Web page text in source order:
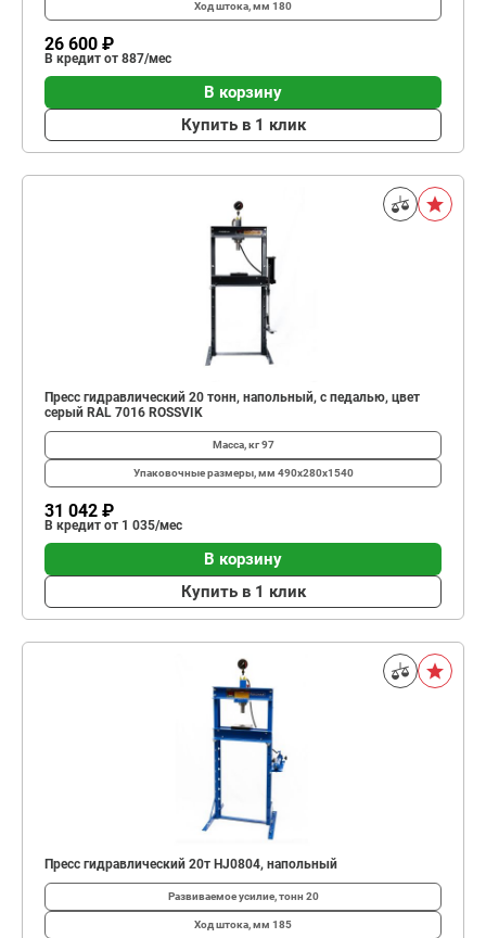
Ход штока, мм 180
26 600 ₽
В кредит от 887/мес
В корзину
Купить в 1 клик
Пресс гидравлический 20 тонн, напольный, с педалью, цвет
серый RAL 7016 ROSSVIK
Масса, кг97
Упаковочные размеры, мм 490х280х1540
31 042 ₽
В кредит от 1 035/мес
В корзину
Купить в 1 клик
Пресс гидравлический 20т HJ0804, напольный
Развиваемое усилие, тонн 20
Ход штока, мм 185